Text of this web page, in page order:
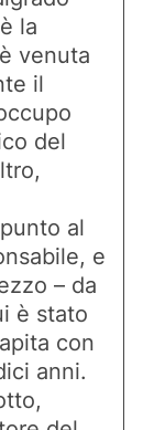
la
venuta
il
del
al
e
– da
è stato
con
anni.